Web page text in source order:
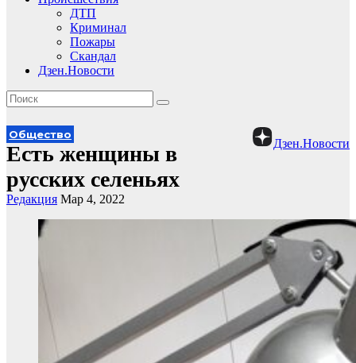
ДТП
Криминал
Пожары
Скандал
Дзен.Новости
Дзен.Новости
Общество
Есть женщины в
русских селеньях
Редакция Мар 4, 2022